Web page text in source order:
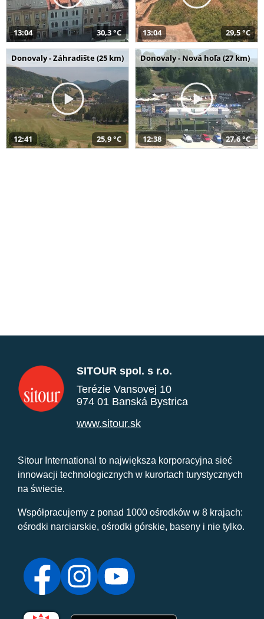
13:04 30,3 °C 13:04 29,5 °C
Donovaly - Záhradište (25 km)
12:41 25,9 °C
Donovaly - Nová hoľa (27 km)
12:38 27,6 °C
SITOUR spol. s r.o.
Terézie Vansovej 10
974 01 Banská Bystrica
www.sitour.sk
Sitour International to największa korporacyjna sieć
innowacji technologicznych w kurortach turystycznych
na świecie.
Współpracujemy z ponad 1000 ośrodków w 8 krajach:
ośrodki narciarskie, ośrodki górskie, baseny i nie tylko.